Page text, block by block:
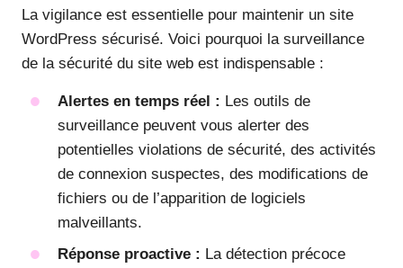
La vigilance est essentielle pour maintenir un site
WordPress sécurisé. Voici pourquoi la surveillance
de la sécurité du site web est indispensable :
Alertes en temps réel : Les outils de
surveillance peuvent vous alerter des
potentielles violations de sécurité, des activités
de connexion suspectes, des modifications de
fichiers ou de l’apparition de logiciels
malveillants.
Réponse proactive : La détection précoce